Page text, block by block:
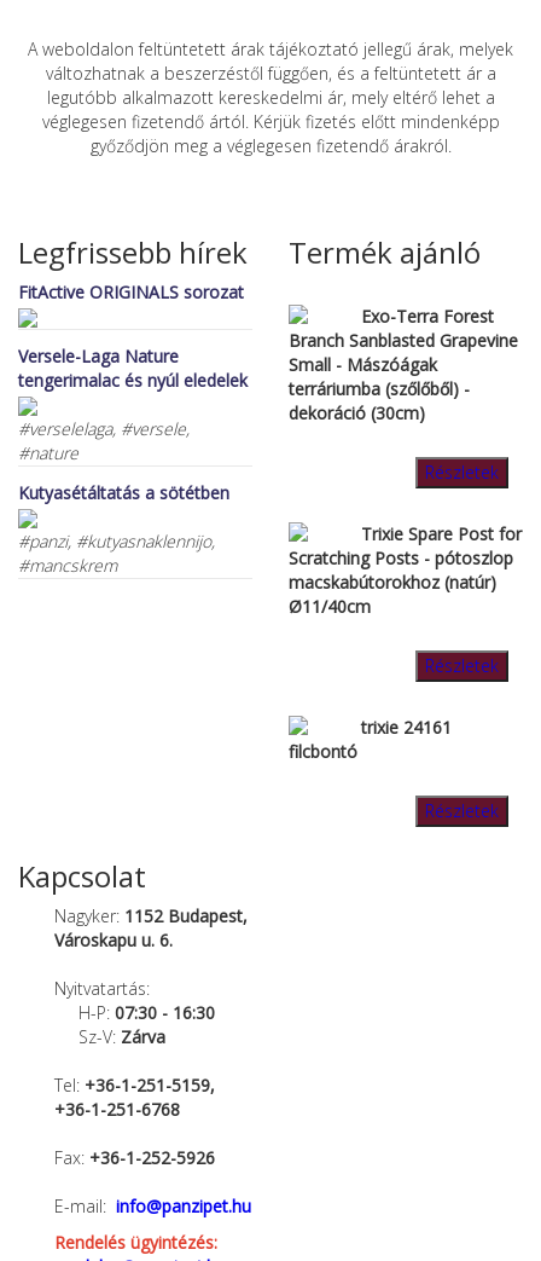
A weboldalon feltüntetett árak tájékoztató jellegű árak, melyek
változhatnak a beszerzéstől függően, és a feltüntetett ár a
legutóbb alkalmazott kereskedelmi ár, mely eltérő lehet a
véglegesen fizetendő ártól. Kérjük fizetés előtt mindenképp
győződjön meg a véglegesen fizetendő árakról.
Legfrissebb hírek
FitActive ORIGINALS sorozat
Versele-Laga Nature
tengerimalac és nyúl eledelek
#verselelaga, #versele,
#nature
Kutyasétáltatás a sötétben
#panzi, #kutyasnaklennijo,
#mancskrem
Termék ajánló
Exo-Terra Forest
Branch Sanblasted Grapevine
Small - Mászóágak
terráriumba (szőlőből) -
dekoráció (30cm)
Részletek
Trixie Spare Post for
Scratching Posts - pótoszlop
macskabútorokhoz (natúr)
Ø11/40cm
Részletek
trixie 24161
filcbontó
Részletek
Kapcsolat
Nagyker: 1152 Budapest,
Városkapu u. 6.
Nyitvatartás:
H-P: 07:30 - 16:30
Sz-V: Zárva
Tel: +36-1-251-5159,
+36-1-251-6768
Fax: +36-1-252-5926
E-mail: info@panzipet.hu
Rendelés ügyintézés: